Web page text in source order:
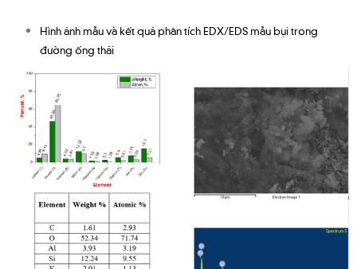
Hình ảnh mẫu và kết quả phân tích EDX/EDS mẫu bụi trong
đường ống thải